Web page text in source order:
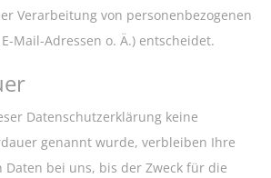
Verarbeitung von personenbezogenen
Mail-Adressen o. Ä.) entscheidet.
Datenschutzerklärung keine
genannt wurde, verbleiben Ihre
Daten bei uns, bis der Zweck für die